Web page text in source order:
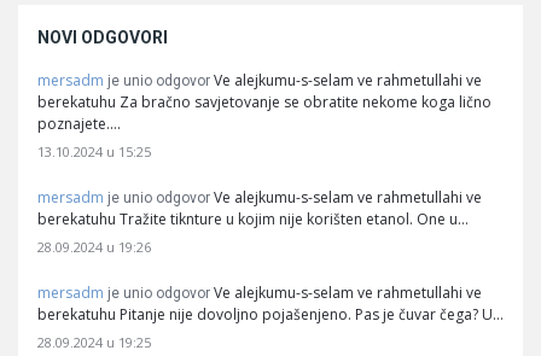
NOVI ODGOVORI
mersadm je unio odgovor Ve alejkumu-s-selam ve rahmetullahi ve
berekatuhu Za bračno savjetovanje se obratite nekome koga lično
poznajete.…
13.10.2024 u 15:25
mersadm je unio odgovor Ve alejkumu-s-selam ve rahmetullahi ve
berekatuhu Tražite tiknture u kojim nije korišten etanol. One u…
28.09.2024 u 19:26
mersadm je unio odgovor Ve alejkumu-s-selam ve rahmetullahi ve
berekatuhu Pitanje nije dovoljno pojašenjeno. Pas je čuvar čega? U…
28.09.2024 u 19:25